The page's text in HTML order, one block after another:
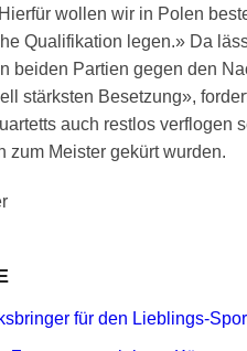
wollen wir in Polen
Qualifikation legen.» Da
beiden Partien gegen den
stärksten Besetzung»,
auch restlos verflogen
zum Meister gekürt wurden.
für den Lieblings-